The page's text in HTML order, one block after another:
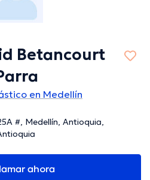
Betancourt
en Medellín
#, Medellín, Antioquia,
ahora